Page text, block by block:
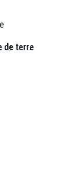
de terre